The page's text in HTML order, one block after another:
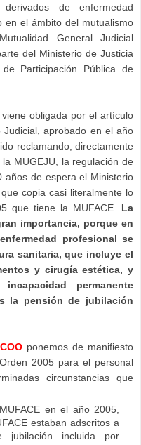
de enfermedad
en el ámbito del mutualismo
General Judicial
del Ministerio de Justicia
Participación Pública de
obligada por el artículo
aprobado en el año
reclamando, directamente
MUGEJU, la regulación de
años de espera el Ministerio
copia casi literalmente lo
que tiene la MUFACE. La
importancia, porque en
profesional se
sanitaria, que incluye el
y cirugía estética, y
permanente
la pensión de jubilación
ponemos de manifiesto
2005 para el personal
circunstancias que
en el año 2005,
estaban adscritos a
jubilación incluida por